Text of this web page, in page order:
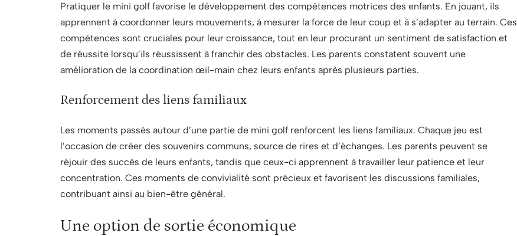
Pratiquer le mini golf favorise le développement des compétences motrices des enfants. En jouant, ils
apprennent à coordonner leurs mouvements, à mesurer la force de leur coup et à s’adapter au terrain. Ces
compétences sont cruciales pour leur croissance, tout en leur procurant un sentiment de satisfaction et
de réussite lorsqu’ils réussissent à franchir des obstacles. Les parents constatent souvent une
amélioration de la coordination œil-main chez leurs enfants après plusieurs parties.
Renforcement des liens familiaux
Les moments passés autour d’une partie de mini golf renforcent les liens familiaux. Chaque jeu est
l’occasion de créer des souvenirs communs, source de rires et d’échanges. Les parents peuvent se
réjouir des succès de leurs enfants, tandis que ceux-ci apprennent à travailler leur patience et leur
concentration. Ces moments de convivialité sont précieux et favorisent les discussions familiales,
contribuant ainsi au bien-être général.
Une option de sortie économique